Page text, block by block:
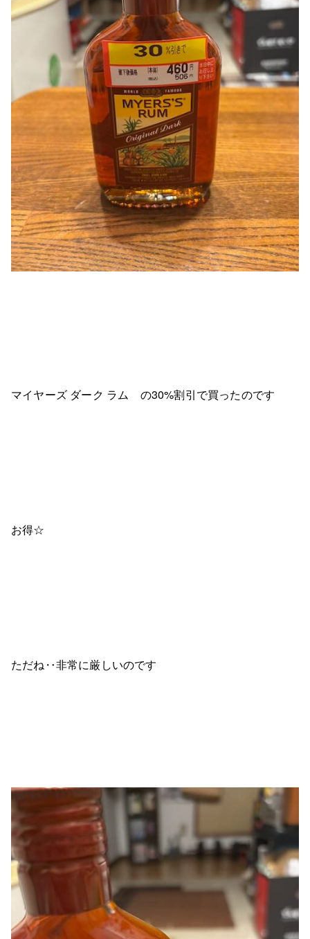
マイヤーズ ダーク ラム の30%割引で買ったのです
お得☆
ただね‥非常に厳しいのです